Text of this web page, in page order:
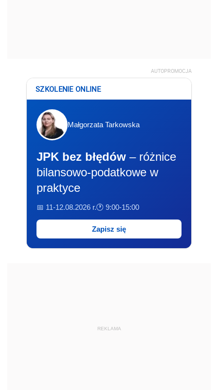
AUTOPROMOCJA
SZKOLENIE ONLINE
Małgorzata Tarkowska
JPK bez błędów – różnice
bilansowo-podatkowe w
praktyce
📅 11-12.08.2026 r.🕐 9:00-15:00
Zapisz się
REKLAMA